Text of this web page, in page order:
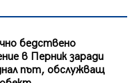
бедствено
в Перник заради
път, обслужващ